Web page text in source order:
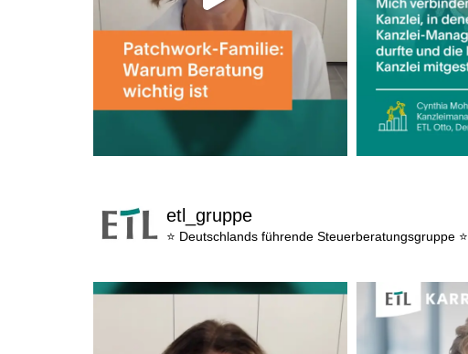
etl_gruppe
⭐ Deutschlands führende Steuerberatungsgruppe ⭐